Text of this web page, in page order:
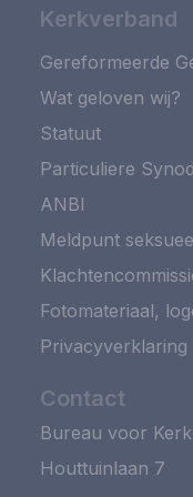
Kerkverband
Gereformeerde
Wat geloven wij?
Statuut
Particuliere
ANBI
Meldpunt
Fotomateriaal,
Privacyverklaring
Contact
Bureau voor
Houttuinlaan 7